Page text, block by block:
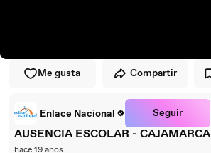
Me gusta Compartir
Enlace Nacional Seguir
AUSENCIA ESCOLAR - CAJAMARCA
hace 19 años